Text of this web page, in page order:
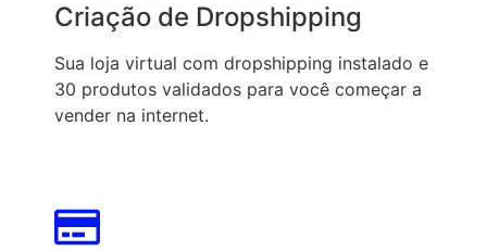
Criação de Dropshipping
Sua loja virtual com dropshipping instalado e
30 produtos validados para você começar a
vender na internet.